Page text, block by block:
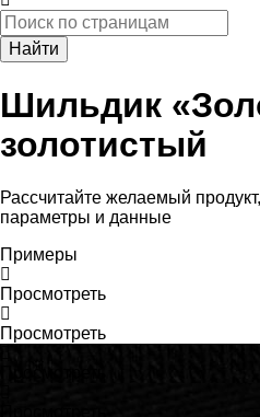
Найти
Шильдик
золотистый
Рассчитайте желаемый
параметры и данные
Примеры
Просмотреть
Просмотреть